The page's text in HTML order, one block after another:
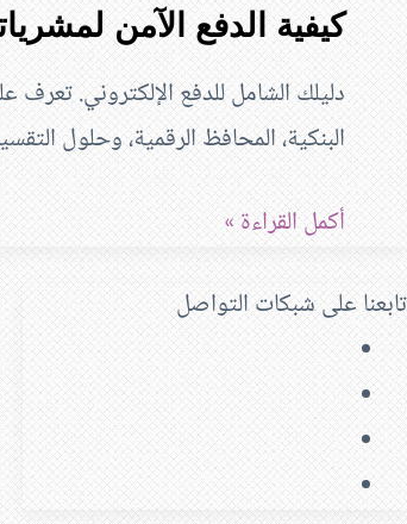
كيفية الدفع الآمن
دليلك الشامل للدفع الإلكتروني. تعرف
البنكية، المحافظ الرقمية، وحلول
أكمل القراءة »
تابعنا على شبكات التواصل